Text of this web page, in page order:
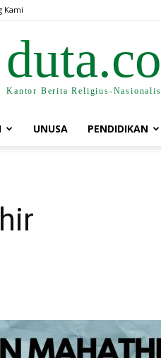
Kami
duta.co
Kantor Berita Religius-Nasionalis
UNUSA PENDIDIKAN